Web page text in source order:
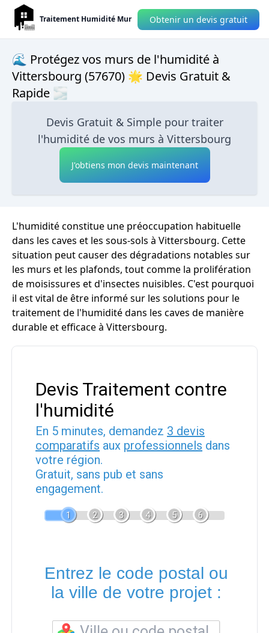
Traitement Humidité Mur Obtenir un devis gratuit
🌊 Protégez vos murs de l'humidité à
Vittersbourg (57670) 🌟 Devis Gratuit &
Rapide 🌫
Devis Gratuit & Simple pour traiter
l'humidité de vos murs à Vittersbourg
J'obtiens mon devis maintenant
L'humidité constitue une préoccupation habituelle
dans les caves et les sous-sols à Vittersbourg. Cette
situation peut causer des dégradations notables sur
les murs et les plafonds, tout comme la prolifération
de moisissures et d'insectes nuisibles. C'est pourquoi
il est vital de être informé sur les solutions pour le
traitement de l'humidité dans les caves de manière
durable et efficace à Vittersbourg.
Devis Traitement contre
l'humidité
En 5 minutes, demandez 3 devis
comparatifs aux professionnels dans
votre région.
Gratuit, sans pub et sans
engagement.
1 2 3 4 5 6
Entrez le code postal ou
la ville de votre projet :